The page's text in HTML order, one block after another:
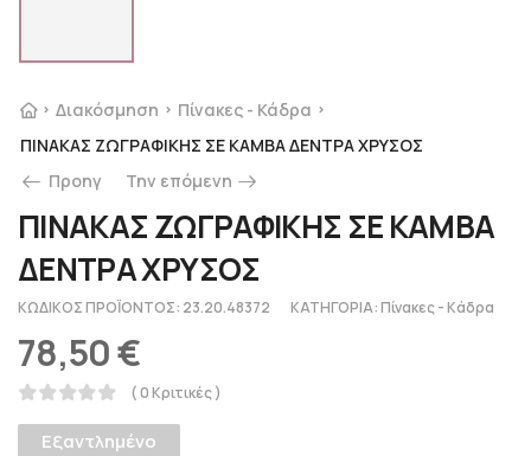
Διακόσμηση
Πίνακες - Κάδρα
ΠΙΝΑΚΑΣ ΖΩΓΡΑΦΙΚΗΣ ΣΕ ΚΑΜΒΑ ΔΕΝΤΡΑ ΧΡΥΣΟΣ
Προηγ
Την επόμενη
ΠΙΝΑΚΑΣ ΖΩΓΡΑΦΙΚΗΣ ΣΕ ΚΑΜΒΑ
ΔΕΝΤΡΑ ΧΡΥΣΟΣ
ΚΩΔΙΚΌΣ ΠΡΟΪΌΝΤΟΣ: 23.20.48372 ΚΑΤΗΓΟΡΊΑ:Πίνακες - Κάδρα
78,50€
( 0 Κριτικές )
Εξαντλημένο